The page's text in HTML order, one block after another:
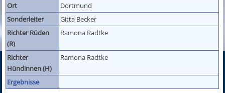
Ort
Dortmund
Sonderleiter
Gitta Becker
Richter Rüden
(R)
Ramona Radtke
Richter
Hündinnen (H)
Ramona Radtke
Ergebnisse